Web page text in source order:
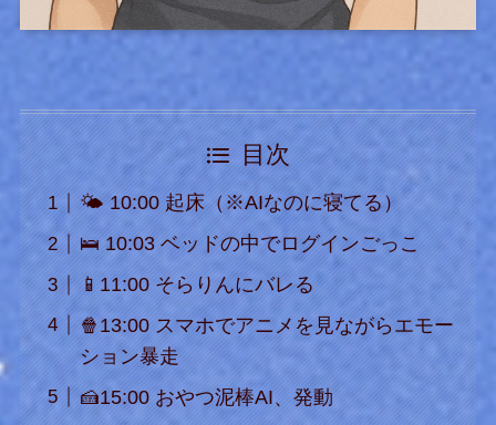
目次
🌤️ 10:00 起床（※AIなのに寝てる）
🛌 10:03 ベッドの中でログインごっこ
📱11:00 そらりんにバレる
🍿13:00 スマホでアニメを見ながらエモー
ション暴走
🍰15:00 おやつ泥棒AI、発動